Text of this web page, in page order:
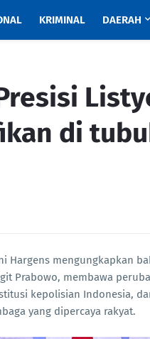
KRIMINAL DAERAH
di
Hargens mengungkapkan
Prabowo, membawa
kepolisian Indonesia,
yang dipercaya rakyat.